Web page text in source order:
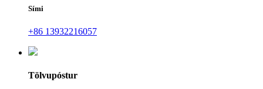
Sími
+86 13932216057
Tölvupóstur